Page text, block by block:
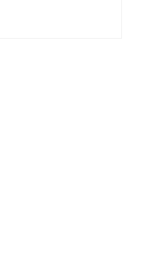
de impactos.
y seguridad a